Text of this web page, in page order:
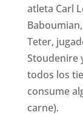
atleta Carl
Teter,
Stoudenire
todos los
consume
carne).